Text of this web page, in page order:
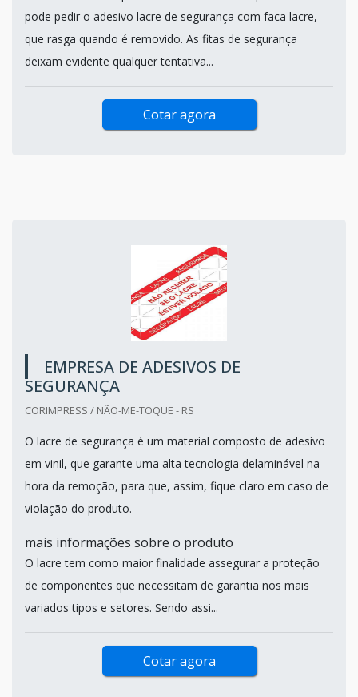
pode pedir o adesivo lacre de segurança com faca lacre,
que rasga quando é removido. As fitas de segurança
deixam evidente qualquer tentativa...
Cotar agora
EMPRESA DE ADESIVOS DE
SEGURANÇA
CORIMPRESS / NÃO-ME-TOQUE - RS
O lacre de segurança é um material composto de adesivo
em vinil, que garante uma alta tecnologia delaminável na
hora da remoção, para que, assim, fique claro em caso de
violação do produto.
mais informações sobre o produto
O lacre tem como maior finalidade assegurar a proteção
de componentes que necessitam de garantia nos mais
variados tipos e setores. Sendo assi...
Cotar agora